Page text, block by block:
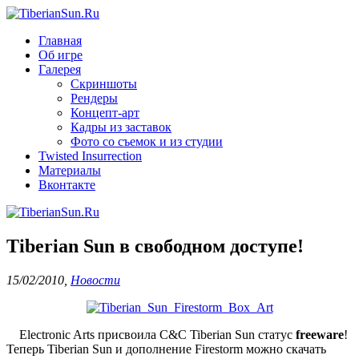
Главная
Об игре
Галерея
Скриншоты
Рендеры
Концепт-арт
Кадры из заставок
Фото со съемок и из студии
Twisted Insurrection
Материалы
Вконтакте
Tiberian Sun в свободном доступе!
15/02/2010 Новости
Electronic Arts присвоила C&C Tiberian Sun статус freeware!
Теперь Tiberian Sun и дополнение Firestorm можно скачать